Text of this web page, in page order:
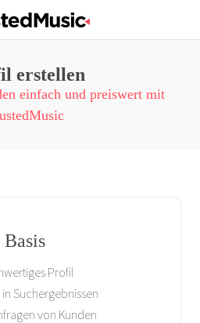
erstellen
einfach und preiswert mit
Basis
Profil
Suchergebnissen
von Kunden